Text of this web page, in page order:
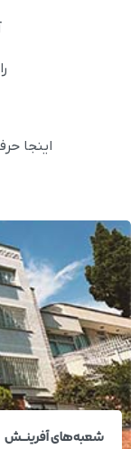
اینجا
شعبه‌های آفرینــش